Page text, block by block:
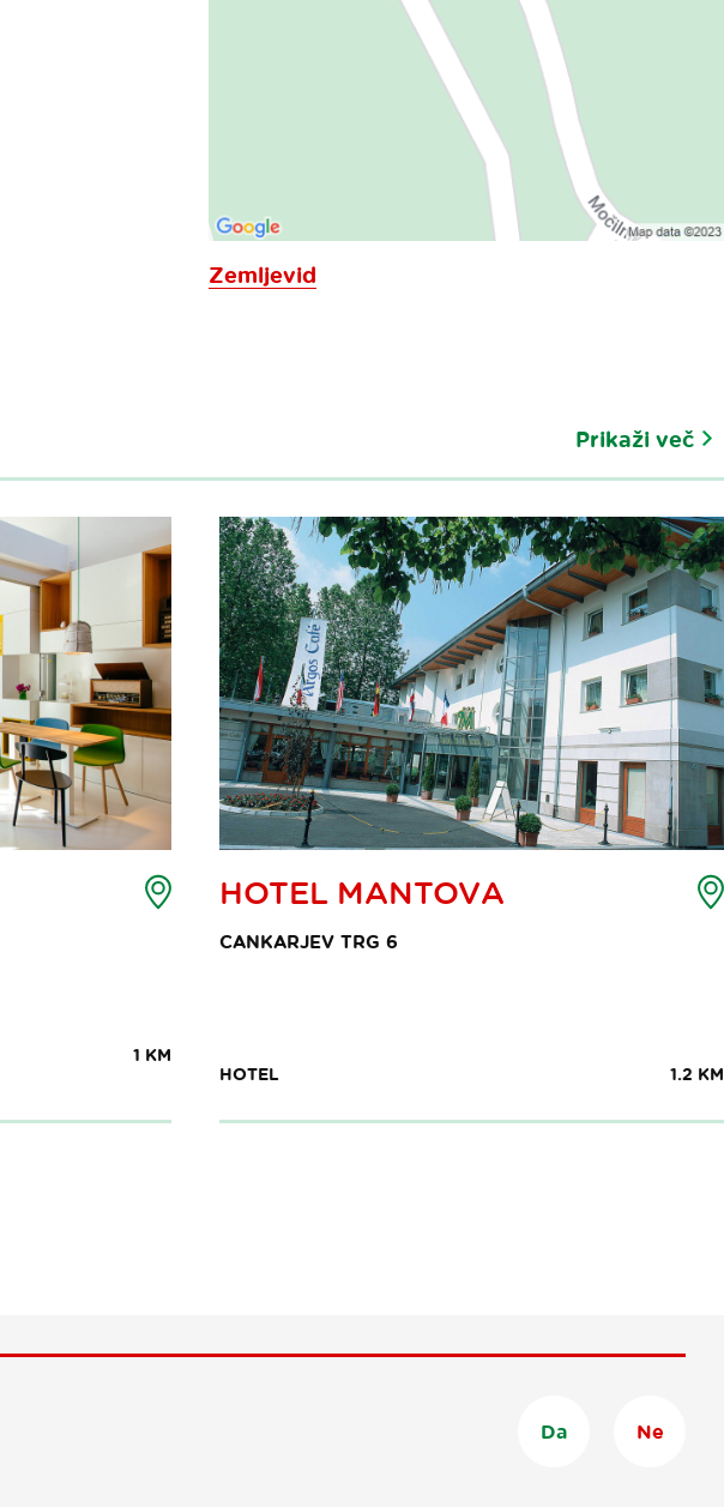
Zemljevid
Zemljevid
interesa
1 KM
HOTEL MANTOVA
CANKARJEV TRG 6
HOTEL 1.2 KM
Prikaži več
Da Ne